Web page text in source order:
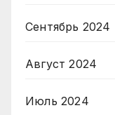
Сентябрь 2024
Август 2024
Июль 2024